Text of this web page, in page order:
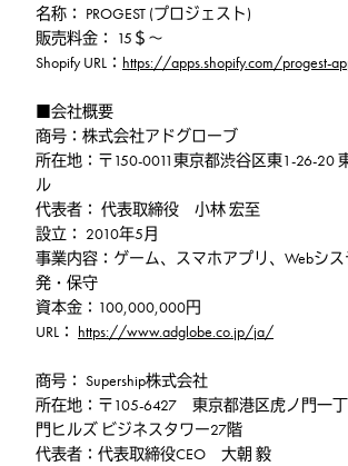
名称： PROGEST (プロジェスト)
販売料金： 15＄～
Shopify URL： https://apps.shopify.com/progest-
■会社概要
商号：株式会社アドグローブ
所在地：〒150-0011東京都渋谷区東1-26-20
ル
代表者： 代表取締役 小林 宏至
設立： 2010年5月
事業内容：ゲーム、スマホアプリ、Webシ
発・保守
資本金：100,000,000円
URL： https://www.adglobe.co.jp/ja/
商号： Supership株式会社
所在地：〒105-6427 東京都港区虎ノ門一丁
門ヒルズ ビジネスタワー27階
代表者：代表取締役CEO 大朝 毅